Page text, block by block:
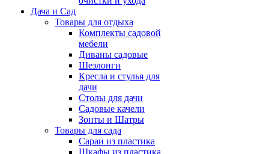
Дача и Сад
Товары для отдыха
Комплекты садовой
мебели
Диваны садовые
Шезлонги
Кресла и стулья для
дачи
Столы для дачи
Садовые качели
Зонты и Шатры
Товары для сада
Сараи из пластика
Шкафы из пластика